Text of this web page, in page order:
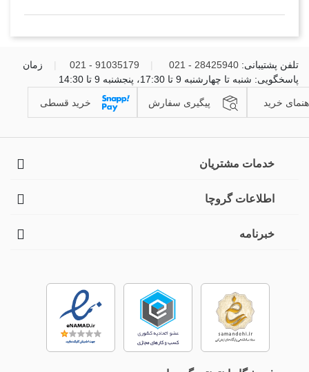
تلفن پشتیبانی: 28425940 - 021
91035179 - 021
زمان
پاسخگویی: شنبه تا چهارشنبه 9 تا 17:30، پنجشنبه 9 تا 14:30
خرید پیگیری سفارش خرید قسطی
خدمات مشتریان
اطلاعات گروچا
خبرنامه